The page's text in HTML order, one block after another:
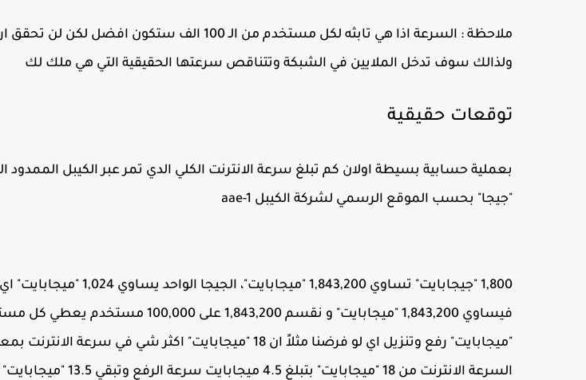
ملاحظة : السرعة اذا هي تابثه لكل مستخدم من الـ 100 الف ستكون
ولذالك سوف تدخل الملايين في الشبكة وتتناقص سرعتها الحقيقية التي هي ملك لك
توقعات حقيقية
"جيجا" بحسب الموقع الرسمي لشركة الكيبل aae-1
"ميجابايت" رفع وتنزيل اي لو فرضنا مثلاً ان 18 "ميجابايت" اكثر شي في سرعة
السرعة الانترنت من 18 "ميجابايت"